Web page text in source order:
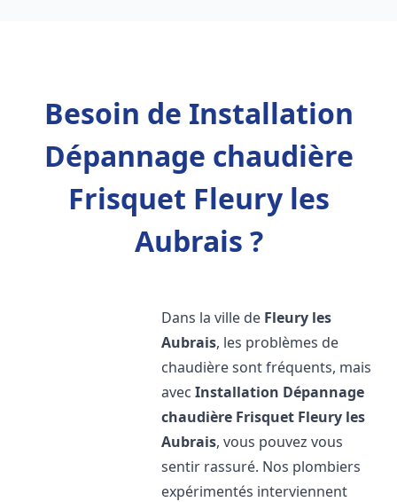
Besoin de Installation
Dépannage chaudière
Frisquet Fleury les
Aubrais ?
Dans la ville de Fleury les
Aubrais, les problèmes de
chaudière sont fréquents, mais
avecInstallation Dépannage
chaudière Frisquet Fleury les
Aubrais, vous pouvez vous
sentir rassuré. Nos plombiers
expérimentés interviennent